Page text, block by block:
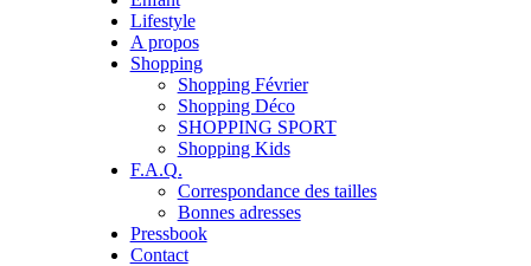
Lifestyle
A propos
Shopping
Shopping Février
Shopping Déco
SHOPPING SPORT
Shopping Kids
F.A.Q.
Correspondance des tailles
Bonnes adresses
Pressbook
Contact